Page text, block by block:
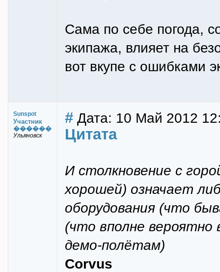
Сама по себе погода,
экипажа, влияет на
вот вкупе с ошибками
Sunspot
Участник
������
Ульяновск
# Дата: 10 Май 2012
Цитата
И столкновение с
хорошей) означает
оборудования (что
(что вполне вероятно
демо-полётам)
Corvus